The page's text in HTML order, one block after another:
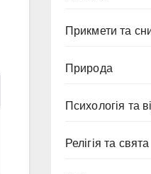
Прикмети та
Природа
Психологія та
Релігія та свята